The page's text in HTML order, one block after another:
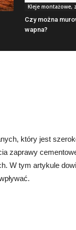
Kleje montażowe,
Czy można
wapna?
który jest
zaprawy
W tym artykule